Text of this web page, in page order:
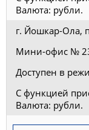
Валюта: рубли.
г. Йошкар-Ола,
Мини-офис №
Доступен в
С функцией
Валюта: рубли.